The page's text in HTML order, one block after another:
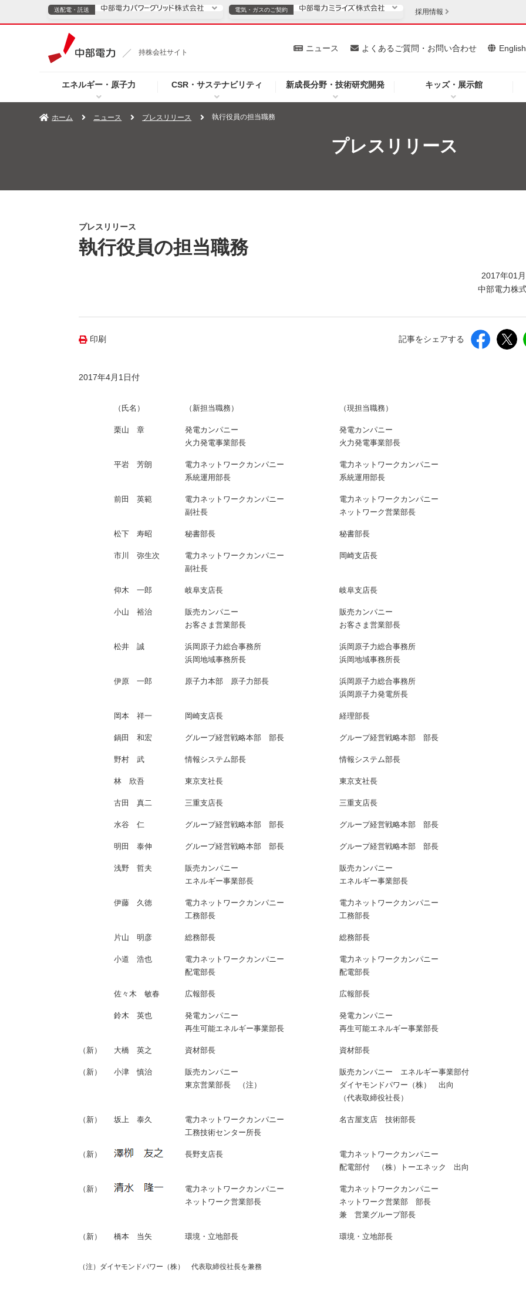
持株会社サイト
エネルギー・原子力 CSR・サステナビリティ 新成長分野・技術研究開発 キッズ・展示館
ニュース よくあるご質問・お問い合わせ English
送配電・託送
TOPページへ ご案内 安定供給
企業情報
電気・ガスのご契約
電気・ガスのご契約
TOPページへ 個人のお客さま 法人のお客さま
採用情報
ホーム ニュース プレスリリース 執行役員の担当職務
プレスリリース
プレスリリース
執行役員の担当職務
2017年01
中部電力株
印刷 記事をシェアする
2017年4月1日付
（氏名） （新担当職務） （現担当職務）
栗山 章
発電カンパニー
火力発電事業部長
発電カンパニー
火力発電事業部長
平岩 芳朗
電力ネットワークカンパニー
系統運用部長
電力ネットワークカンパニー
系統運用部長
前田 英範
電力ネットワークカンパニー
副社長
電力ネットワークカンパニー
ネットワーク営業部長
松下 寿昭 秘書部長 秘書部長
市川 弥生次
電力ネットワークカンパニー
副社長
岡崎支店長
仰木 一郎 岐阜支店長 岐阜支店長
小山 裕治
販売カンパニー
お客さま営業部長
販売カンパニー
お客さま営業部長
松井 誠
浜岡原子力総合事務所
浜岡地域事務所長
浜岡原子力総合事務所
浜岡地域事務所長
伊原 一郎 原子力本部 原子力部長
浜岡原子力総合事務所
浜岡原子力発電所長
岡本 祥一 岡崎支店長 経理部長
鍋田 和宏 グループ経営戦略本部 部長 グループ経営戦略本部 部長
野村 武 情報システム部長 情報システム部長
林 欣吾 東京支社長 東京支社長
古田 真二 三重支店長 三重支店長
水谷 仁 グループ経営戦略本部 部長 グループ経営戦略本部 部長
明田 泰伸 グループ経営戦略本部 部長 グループ経営戦略本部 部長
浅野 哲夫
販売カンパニー
エネルギー事業部長
販売カンパニー
エネルギー事業部長
伊藤 久徳
電力ネットワークカンパニー
工務部長
電力ネットワークカンパニー
工務部長
片山 明彦 総務部長 総務部長
小道 浩也
電力ネットワークカンパニー
配電部長
電力ネットワークカンパニー
配電部長
佐々木 敏春 広報部長 広報部長
鈴木 英也
発電カンパニー
再生可能エネルギー事業部長
発電カンパニー
再生可能エネルギー事業部長
（新） 大橋 英之 資材部長 資材部長
（新） 小津 慎治
販売カンパニー
東京営業部長 （注）
販売カンパニー エネルギー事業部付
ダイヤモンドパワー（株） 出向
（代表取締役社長）
（新） 坂上 泰久
電力ネットワークカンパニー
工務技術センター所長
名古屋支店 技術部長
（新） 長野支店長
電力ネットワークカンパニー
配電部付 （株）トーエネック 出向
（新）
電力ネットワークカンパニー
ネットワーク営業部長
電力ネットワークカンパニー
ネットワーク営業部 部長
兼 営業グループ部長
（新） 橋本 当矢 環境・立地部長 環境・立地部長
（注）ダイヤモンドパワー（株） 代表取締役社長を兼務